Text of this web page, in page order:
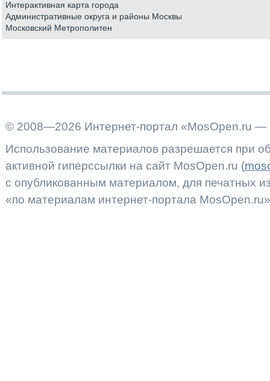
Интерактивная карта города
Административные округа и районы Москвы
Московский Метрополитен
© 2008—2026 Интернет-портал «MosOpen.ru —
Использование материалов разрешается при
активной гиперссылки на сайт MosOpen.ru (
с опубликованным материалом, для печатных
«по материалам интернет-портала